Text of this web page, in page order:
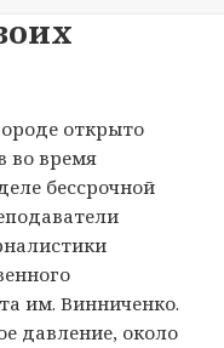
открыто
во время
бессрочной
им. Винниченко.
давление, около